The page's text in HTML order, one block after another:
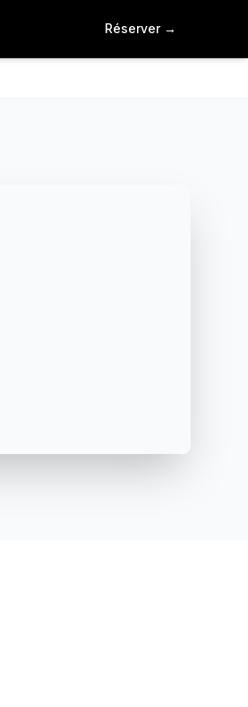
Réserver →